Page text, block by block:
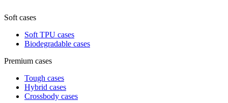
Soft cases
Soft TPU cases
Biodegradable cases
Premium cases
Tough cases
Hybrid cases
Crossbody cases